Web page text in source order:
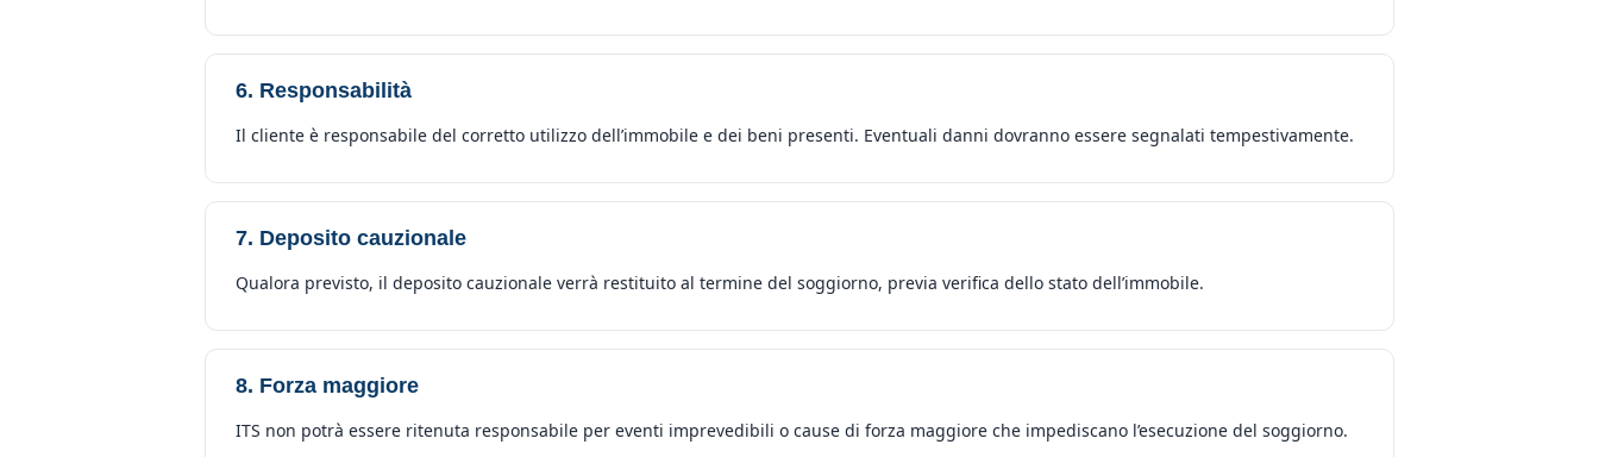
6. Responsabilità
Il cliente è responsabile del corretto utilizzo dell’immobile e dei beni presenti. Eventuali danni dovranno essere segnalati tempestivamente.
7. Deposito cauzionale
Qualora previsto, il deposito cauzionale verrà restituito al termine del soggiorno, previa verifica dello stato dell’immobile.
8. Forza maggiore
ITS non potrà essere ritenuta responsabile per eventi imprevedibili o cause di forza maggiore che impediscano l’esecuzione del soggiorno.